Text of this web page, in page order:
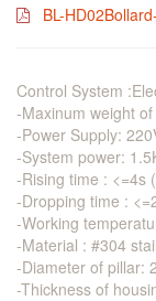
BL-
Control System
-Maxinum weight
-Power Supply:
-System power:
-Rising time : <=4s
-Dropping time :
-Working
-Material : #304
-Diameter of pillar:
-Thickness of